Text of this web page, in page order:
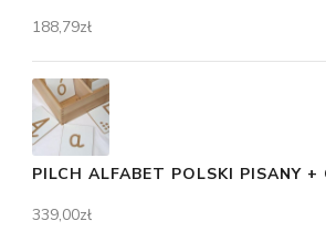
188,79zł
PILCH ALFABET POLSKI PISANY +
339,00zł